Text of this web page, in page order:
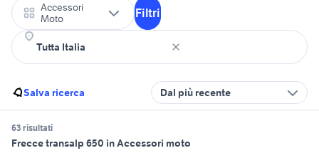
Accessori
Moto
Filtri
Salva ricerca Dal più recente
63 risultati
Frecce transalp 650 in Accessori moto